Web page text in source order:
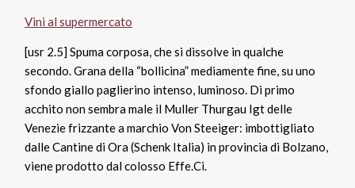
Vini al supermercato
[usr 2.5] Spuma corposa, che si dissolve in qualche
secondo. Grana della “bollicina” mediamente fine, su uno
sfondo giallo paglierino intenso, luminoso. Di primo
acchito non sembra male il Muller Thurgau Igt delle
Venezie frizzante a marchio Von Steeiger: imbottigliato
dalle Cantine di Ora (Schenk Italia) in provincia di Bolzano,
viene prodotto dal colosso Effe.Ci.